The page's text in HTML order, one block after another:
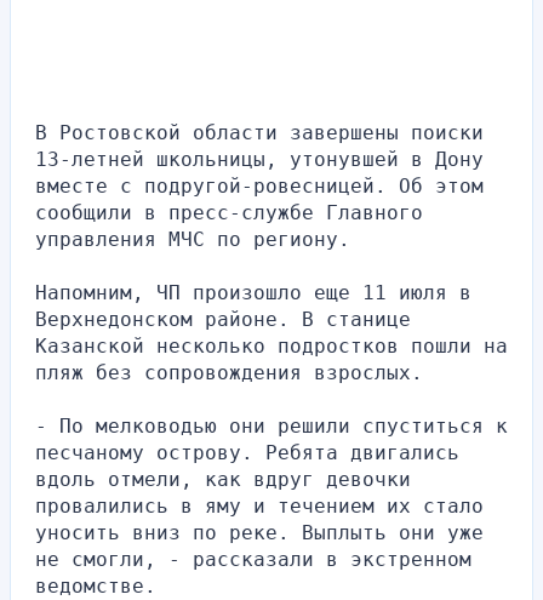
В Ростовской области завершены поиски
13-летней школьницы, утонувшей в Дону
вместе с подругой-ровесницей. Об этом
сообщили в пресс-службе Главного
управления МЧС по региону.
Напомним, ЧП произошло еще 11 июля в
Верхнедонском районе. В станице
Казанской несколько подростков пошли на
пляж без сопровождения взрослых.
- По мелководью они решили спуститься к
песчаному острову. Ребята двигались
вдоль отмели, как вдруг девочки
провалились в яму и течением их стало
уносить вниз по реке. Выплыть они уже
не смогли, - рассказали в экстренном
ведомстве.